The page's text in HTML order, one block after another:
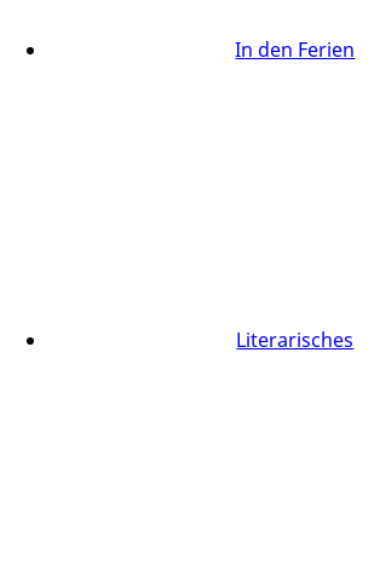
In den Ferien
Literarisches